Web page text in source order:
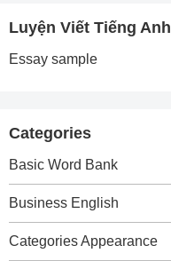
Luyện Viết Tiếng Anh
Essay sample
Categories
Basic Word Bank
Business English
Categories Appearance